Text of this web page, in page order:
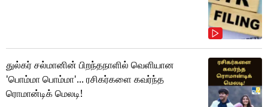
துல்கர் சல்மானின் பிறந்தநாளில் வெளியான
'பொம்மா பொம்மா'... ரசிகர்களை கவர்ந்த
ரொமான்டிக் மெலடி!